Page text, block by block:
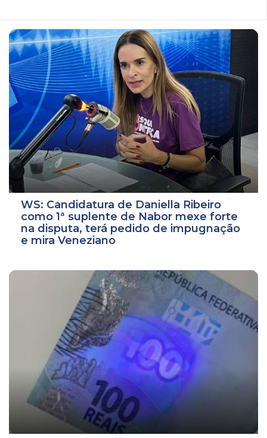
WS: Candidatura de Daniella Ribeiro
como 1ª suplente de Nabor mexe forte
na disputa, terá pedido de impugnação
e mira Veneziano